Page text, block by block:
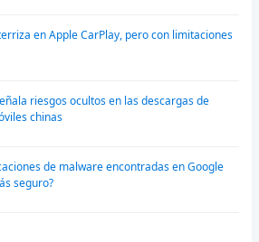
en Apple CarPlay, pero con limitaciones
riesgos ocultos en las descargas de
chinas
de malware encontradas en Google
seguro?